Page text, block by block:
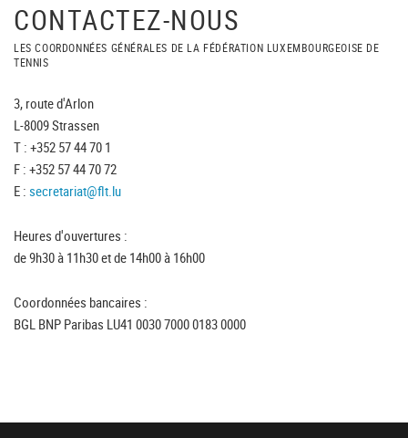
CONTACTEZ-NOUS
LES COORDONNÉES GÉNÉRALES DE LA FÉDÉRATION LUXEMBOURGEOISE DE
TENNIS
3, route d'Arlon
L-8009 Strassen
T : +352 57 44 70 1
F : +352 57 44 70 72
E : secretariat@flt.lu
Heures d'ouvertures :
de 9h30 à 11h30 et de 14h00 à 16h00
Coordonnées bancaires :
BGL BNP Paribas LU41 0030 7000 0183 0000